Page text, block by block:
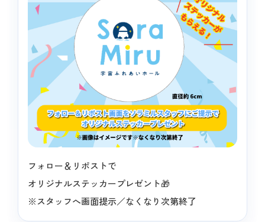
フォロー＆リポストで
オリジナルステッカープレゼント🎁
※スタッフへ画面提示／なくなり次第終了